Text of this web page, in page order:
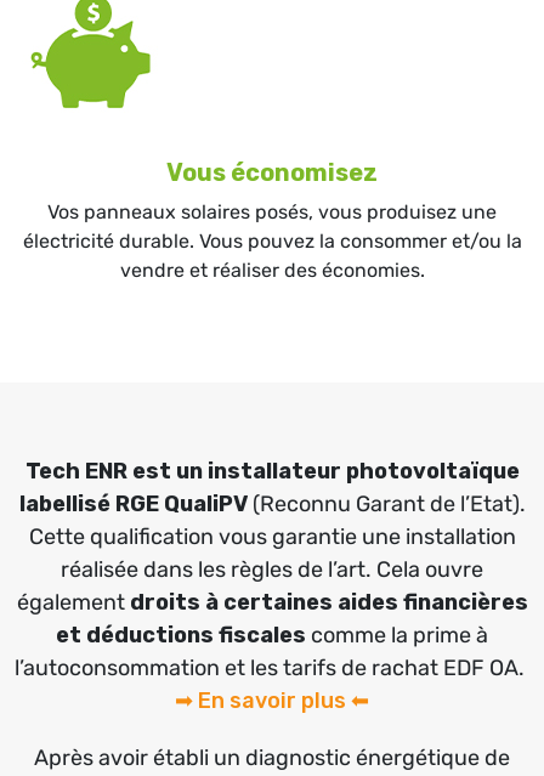
Vous économisez
Vos panneaux solaires posés, vous produisez une
électricité durable. Vous pouvez la consommer et/ou la
vendre et réaliser des économies.
Tech ENR est un installateur photovoltaïque
labellisé RGE QualiPV(Reconnu Garant de l’Etat).
Cette qualification vous garantie une installation
réalisée dans les règles de l’art. Cela ouvre
également droits à certaines aides financières
et déductions fiscales comme la prime à
l’autoconsommation et les tarifs de rachat EDF OA.
➡ En savoir plus ⬅
Après avoir établi un diagnostic énergétique de